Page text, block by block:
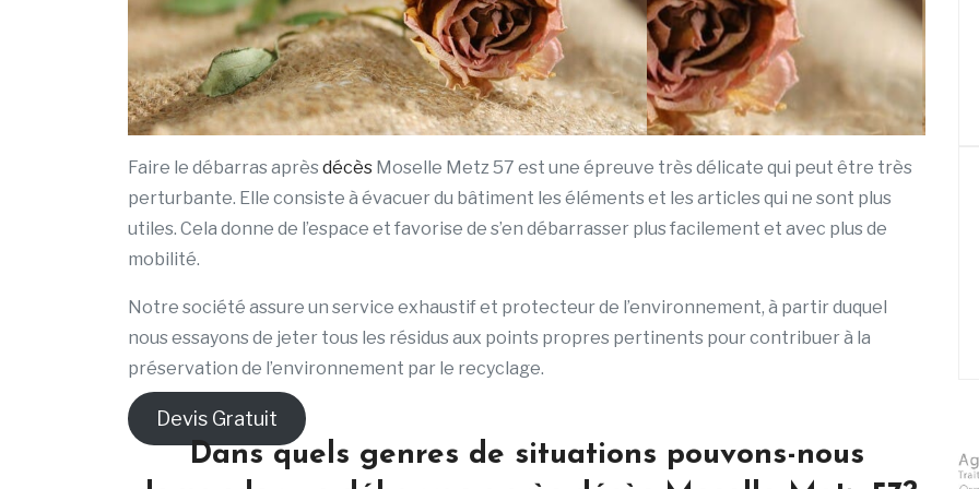
Faire le débarras après décès Moselle Metz 57 est une épreuve très délicate qui peut être très
perturbante. Elle consiste à évacuer du bâtiment les éléments et les articles qui ne sont plus
utiles. Cela donne de l’espace et favorise de s’en débarrasser plus facilement et avec plus de
mobilité.
Notre société assure un service exhaustif et protecteur de l’environnement, à partir duquel
nous essayons de jeter tous les résidus aux points propres pertinents pour contribuer à la
préservation de l’environnement par le recyclage.
Devis Gratuit
Dans quels genres de situations pouvons-nous